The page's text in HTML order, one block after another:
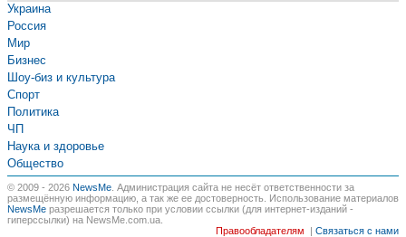
Украина
Россия
Мир
Бизнес
Шоу-биз и культура
Спорт
Политика
ЧП
Наука и здоровье
Общество
© 2009 - 2026 NewsMe . Администрация сайта не несёт ответственности за
размещённую информацию, а так же ее достоверность. Использование материалов
NewsMe разрешается только при условии ссылки (для интернет-изданий -
гиперссылки) на NewsMe.com.ua.
Правообладателям | Связаться с нами